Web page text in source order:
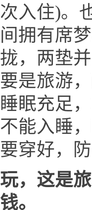
次入住)。
间拥有席
拢，两垫
要是旅游
睡眠充足
不能入睡
要穿好，
玩，这是
钱。